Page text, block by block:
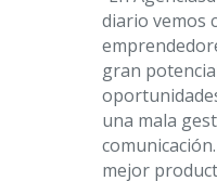
diario vemos
gran
una mala
mejor